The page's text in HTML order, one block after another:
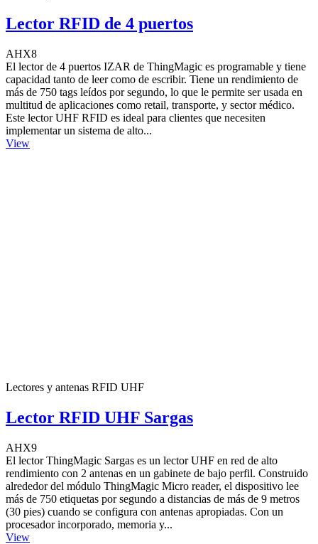
Lector RFID de 4 puertos
AHX8
El lector de 4 puertos IZAR de ThingMagic es programable y tiene
capacidad tanto de leer como de escribir. Tiene un rendimiento de
más de 750 tags leídos por segundo, lo que le permite ser usada en
multitud de aplicaciones como retail, transporte, y sector médico.
Este lector UHF RFID es ideal para clientes que necesiten
implementar un sistema de alto...
View
Lectores y antenas RFID UHF
Lector RFID UHF Sargas
AHX9
El lector ThingMagic Sargas es un lector UHF en red de alto
rendimiento con 2 antenas en un gabinete de bajo perfil. Construido
alrededor del módulo ThingMagic Micro reader, el dispositivo lee
más de 750 etiquetas por segundo a distancias de más de 9 metros
(30 pies) cuando se configura con antenas apropiadas. Con un
procesador incorporado, memoria y...
View